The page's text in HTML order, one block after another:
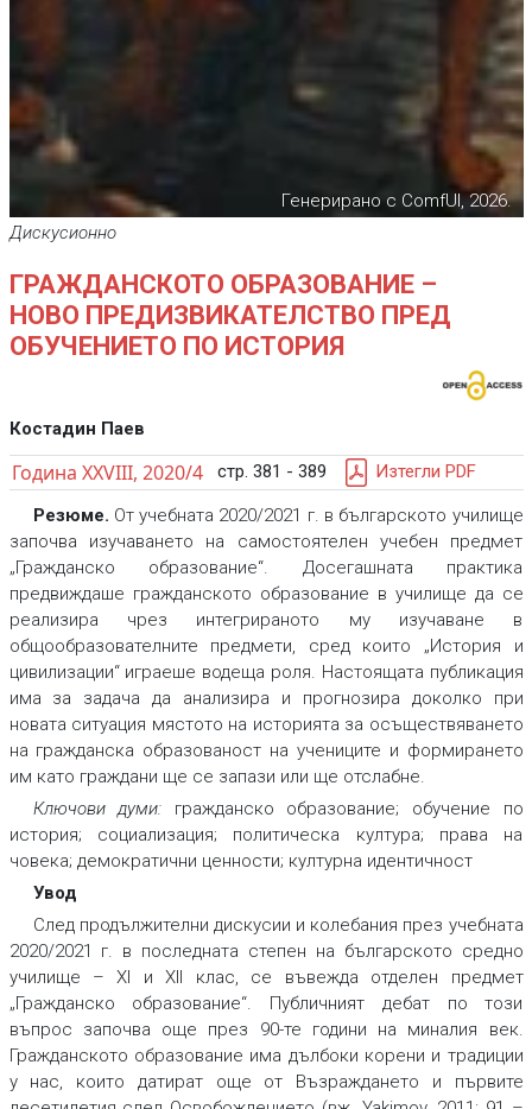
Генерирано с ComfUI, 2026.
Дискусионно
ГРАЖДАНСКОТО ОБРАЗОВАНИЕ –
НОВО ПРЕДИЗВИКАТЕЛСТВО ПРЕД
ОБУЧЕНИЕТО ПО ИСТОРИЯ
Костадин Паев
Година XXVIII, 2020/4 стр. 381 - 389 Изтегли PDF
Резюме. От учебната 2020/2021 г. в българското училище
започва изучаването на самостоятелен учебен предмет
„Гражданско образование“. Досегашната практика
предвиждаше гражданското образование в училище да се
реализира чрез интегрираното му изучаване в
общообразователните предмети, сред които „История и
цивилизации“ играеше водеща роля. Настоящата публикация
има за задача да анализира и прогнозира доколко при
новата ситуация мястото на историята за осъществяването
на гражданска образованост на учениците и формирането
им като граждани ще се запази или ще отслабне.
Ключови думи: гражданско образование; обучение по
история; социализация; политическа култура; права на
човека; демократични ценности; културна идентичност
Увод
След продължителни дискусии и колебания през учебната
2020/2021 г. в последната степен на българското средно
училище – ХІ и ХІІ клас, се въвежда отделен предмет
„Гражданско образование“. Публичният дебат по този
въпрос започва още през 90-те години на миналия век.
Гражданското образование има дълбоки корени и традиции
у нас, които датират още от Възраждането и първите